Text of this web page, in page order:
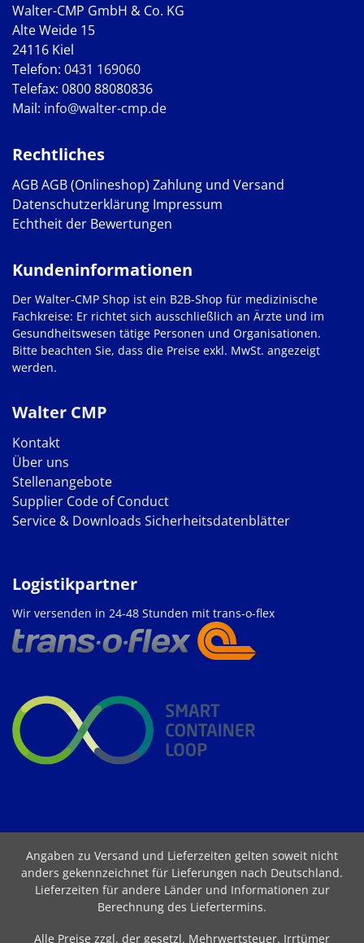
Walter-CMP GmbH & Co. KG
Alte Weide 15
24116 Kiel
Telefon: 0431 169060
Telefax: 0800 88080836
Mail: info@walter-cmp.de
Rechtliches
AGBAGB (Onlineshop) Zahlung und Versand
Datenschutzerklärung Impressum
Echtheit der Bewertungen
Walter CMP
Kontakt
Über uns
Stellenangebote
Supplier Code of Conduct
Service & Downloads Sicherheitsdatenblätter
Kundeninformationen
Der Walter-CMP Shop ist ein B2B-Shop für medizinische
Fachkreise: Er richtet sich ausschließlich an Ärzte und im
Gesundheitswesen tätige Personen und Organisationen.
Bitte beachten Sie, dass die Preise exkl. MwSt. angezeigt
werden.
Logistikpartner
Wir versenden in 24-48 Stunden mit trans-o-flex
Angaben zu Versand und Lieferzeiten gelten soweit nicht
anders gekennzeichnet für Lieferungen nach Deutschland.
Lieferzeiten für andere Länder und Informationen zur
Berechnung des Liefertermins.
Alle Preise zzgl. der gesetzl. Mehrwertsteuer. Irrtümer